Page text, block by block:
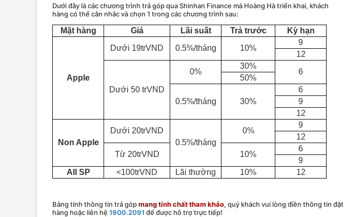
Dưới đây là các chương trình trả góp qua Shinhan Finance mà Hoàng Hà triển khai, khách
hàng có thể cân nhắc và chọn 1 trong các chương trình sau:
Mặt hàng Giá Lãi suất Trả trước Kỳ hạn
Apple
Dưới 19trVND 0.5%/tháng 10%
9
12
Dưới 50 trVND
0%
30%
6
50%
0.5%/tháng 30%
6
9
12
Non Apple
Dưới 20trVND
0.5%/tháng
0%
9
12
Từ 20trVND
10%
6
9
All SP
<100trVND Lãi thường 10% 12
Bảng tính thông tin trả gópmang tính chất tham khảo, quý khách vui lòng điền thông tin đặt
hàng hoặc liên hệ 1900.2091 để được hỗ trợ trực tiếp!